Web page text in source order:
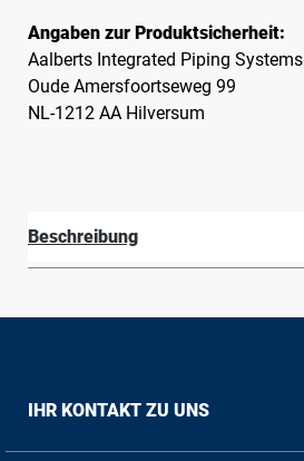
Angaben zur Produktsicherheit:
Aalberts Integrated Piping Systems
Oude Amersfoortseweg 99
NL-1212 AA Hilversum
Beschreibung
IHR KONTAKT ZU UNS